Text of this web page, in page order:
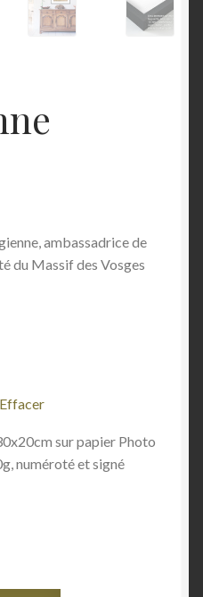
ambassadrice de
du Massif des Vosges
Effacer
sur papier Photo
numéroté et signé